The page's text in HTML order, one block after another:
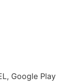
Google Play